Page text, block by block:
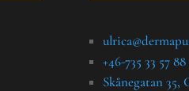
+46-735 33 57 88
Skånegatan 35,